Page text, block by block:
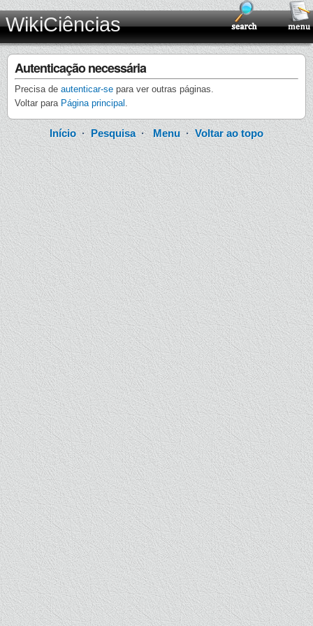
WikiCiências
Autenticação necessária
Precisa de autenticar-se para ver outras páginas.
Voltar para Página principal .
Início · Pesquisa·Menu ·Voltar ao topo